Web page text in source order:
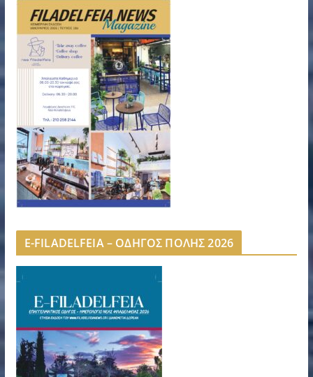
E-FILADELFEIA – ΟΔΗΓΟΣ ΠΟΛΗΣ 2026